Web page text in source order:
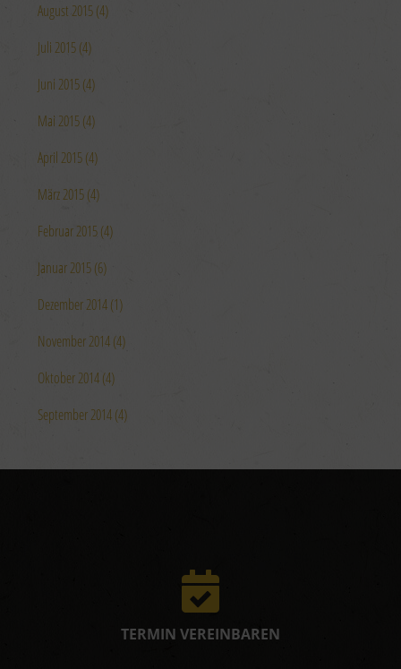
August 2015 (4)
Juli 2015 (4)
Juni 2015 (4)
Mai 2015 (4)
April 2015 (4)
März 2015 (4)
Februar 2015 (4)
Januar 2015 (6)
Dezember 2014 (1)
November 2014 (4)
Oktober 2014 (4)
September 2014 (4)
TERMIN VEREINBAREN